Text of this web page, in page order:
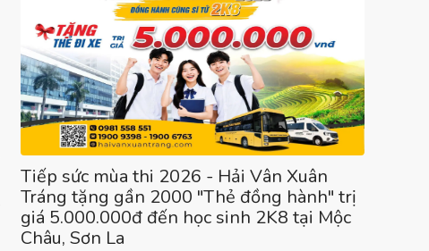
Tiếp sức mùa thi 2026 - Hải Vân Xuân
Tráng tặng gần 2000 "Thẻ đồng hành" trị
giá 5.000.000đ đến học sinh 2K8 tại Mộc
Châu, Sơn La